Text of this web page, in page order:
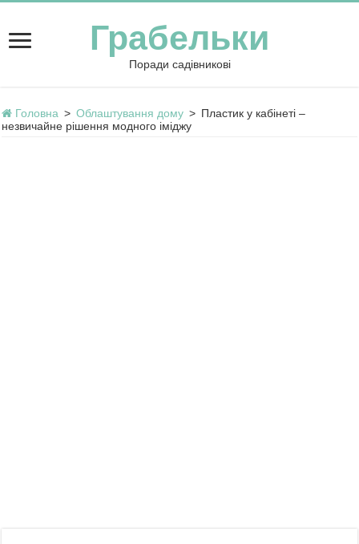
Грабельки
Поради садівникові
Головна > Облаштування дому > Пластик у кабінеті –
незвичайне рішення модного іміджу